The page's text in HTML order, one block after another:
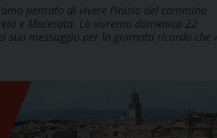
pensato di vivere l’inizio del cammino
e Macerata. Lo vivremo domenica 22
suo messaggio per la giornata ricorda che